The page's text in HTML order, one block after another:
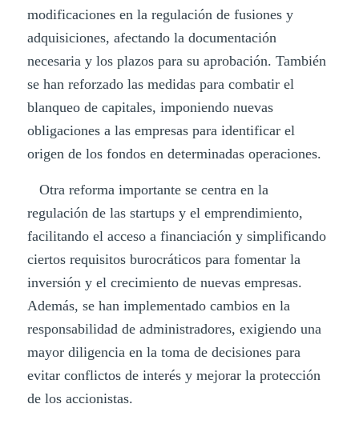
modificaciones en la regulación de fusiones y
adquisiciones, afectando la documentación
necesaria y los plazos para su aprobación. También
se han reforzado las medidas para combatir el
blanqueo de capitales, imponiendo nuevas
obligaciones a las empresas para identificar el
origen de los fondos en determinadas operaciones.
Otra reforma importante se centra en la
regulación de las startups y el emprendimiento,
facilitando el acceso a financiación y simplificando
ciertos requisitos burocráticos para fomentar la
inversión y el crecimiento de nuevas empresas.
Además, se han implementado cambios en la
responsabilidad de administradores, exigiendo una
mayor diligencia en la toma de decisiones para
evitar conflictos de interés y mejorar la protección
de los accionistas.